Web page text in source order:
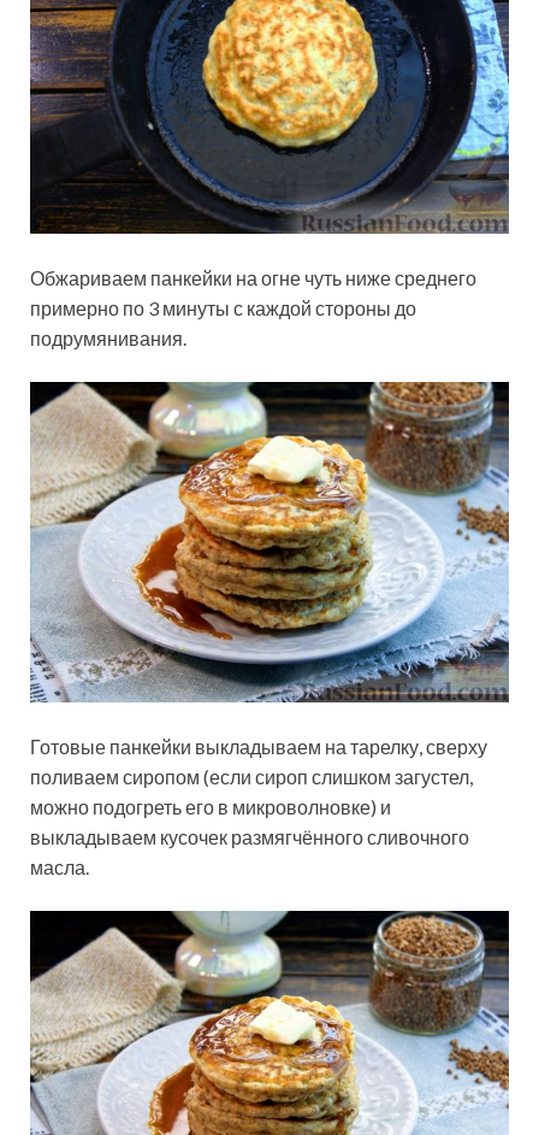
Обжариваем панкейки на огне чуть ниже среднего
примерно по 3 минуты с каждой стороны до
подрумянивания.
Готовые панкейки выкладываем на тарелку, сверху
поливаем сиропом (если сироп слишком загустел,
можно подогреть его в микроволновке) и
выкладываем кусочек размягчённого сливочного
масла.